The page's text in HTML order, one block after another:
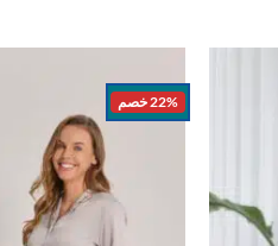
22% خصم